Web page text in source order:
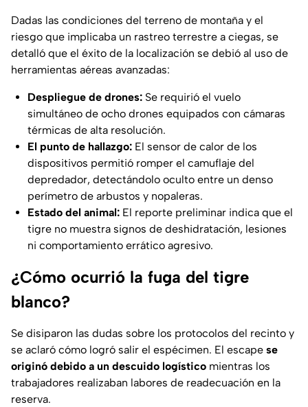
Dadas las condiciones del terreno de montaña y el
riesgo que implicaba un rastreo terrestre a ciegas, se
detalló que el éxito de la localización se debió al uso de
herramientas aéreas avanzadas:
Despliegue de drones: Se requirió el vuelo
simultáneo de ocho drones equipados con cámaras
térmicas de alta resolución.
El punto de hallazgo: El sensor de calor de los
dispositivos permitió romper el camuflaje del
depredador, detectándolo oculto entre un denso
perímetro de arbustos y nopaleras.
Estado del animal: El reporte preliminar indica que el
tigre no muestra signos de deshidratación, lesiones
ni comportamiento errático agresivo.
¿Cómo ocurrió la fuga del tigre
blanco?
Se disiparon las dudas sobre los protocolos del recinto y
se aclaró cómo logró salir el espécimen. El escape se
originó debido a un descuido logístico mientras los
trabajadores realizaban labores de readecuación en la
reserva.